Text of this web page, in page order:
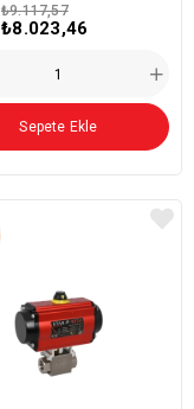
₺8.023,46
₺9.117,57
Sepete Ekle